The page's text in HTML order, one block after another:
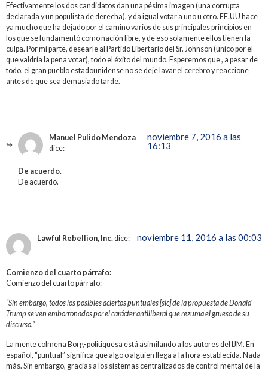
Efectivamente los dos candidatos dan una pésima imagen (una corrupta
declarada y un populista de derecha), y da igual votar a uno u otro. EE.UU hace
ya mucho que ha dejado por el camino varios de sus principales principios en
los que se fundamentó como nación libre, y de eso solamente ellos tienen la
culpa. Por mi parte, desearle al Partido Libertario del Sr. Johnson (único por el
que valdría la pena votar), todo el éxito del mundo. Esperemos que , a pesar de
todo, el gran pueblo estadounidense no se deje lavar el cerebro y reaccione
antes de que sea demasiado tarde.
Manuel Pulido Mendoza
dice:
noviembre 7, 2016 a las
16:13
De acuerdo.
De acuerdo.
Lawful Rebellion, Inc.dice: noviembre 11, 2016 a las 00:03
Comienzo del cuarto párrafo:
Comienzo del cuarto párrafo:
“Sin embargo, todos los posibles aciertos puntuales [sic] de la propuesta de Donald
Trump se ven emborronados por el carácter antiliberal que rezuma el grueso de su
discurso.”
La mente colmena Borg-politiquesa está asimilando a los autores del IJM. En
español, “puntual” significa que algo o alguien llega a la hora establecida. Nada
más. Sin embargo, gracias a los sistemas centralizados de control mental de la